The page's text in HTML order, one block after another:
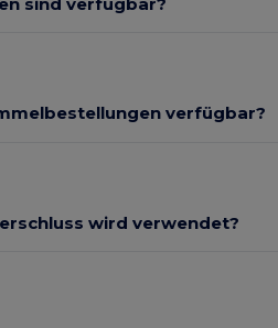
verfügbar?
wird verwendet?